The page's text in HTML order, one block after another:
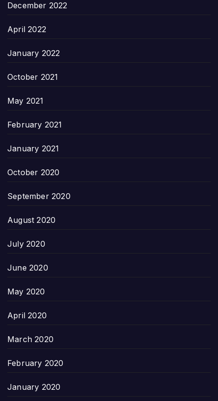
December 2022
April 2022
January 2022
October 2021
May 2021
February 2021
January 2021
October 2020
September 2020
August 2020
July 2020
June 2020
May 2020
April 2020
March 2020
February 2020
January 2020